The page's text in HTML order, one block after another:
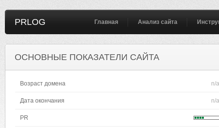
PRLOG Главная Анализ сайта
ОСНОВНЫЕ ПОКАЗАТЕЛИ САЙТА
Возраст домена n/a
Дата окончания n/a
PR